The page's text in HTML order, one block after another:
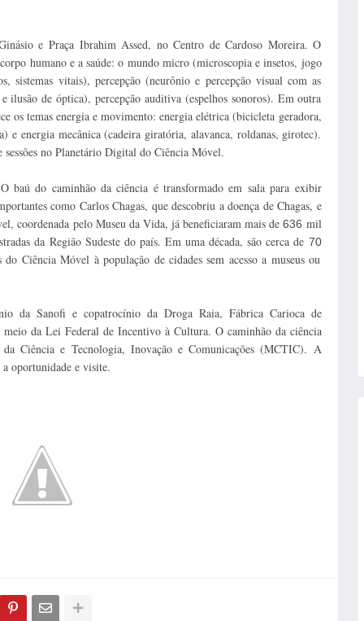
e Praça Ibrahim Assed, no Centro de Cardoso Moreira. O
humano e a saúde: o mundo micro (microscopia e insetos, jogo
sistemas vitais), percepção (neurônio e percepção visual com as
ilusão de óptica), percepção auditiva (espelhos sonoros). Em outra
os temas energia e movimento: energia elétrica (bicicleta geradora,
e energia mecânica (cadeira giratória, alavanca, roldanas, girotec).
no Planetário Digital do Ciência Móvel.
baú do caminhão da ciência é transformado em sala para exibir
como Carlos Chagas, que descobriu a doença de Chagas, e
coordenada pelo Museu da Vida, já beneficiaram mais de636 mil
da Região Sudeste do país. Em uma década, são cerca de 70
Ciência Móvel à população de cidades sem acesso a museus ou
da Sanofi e copatrocínio da Droga Raia, Fábrica Carioca de
da Lei Federal de Incentivo à Cultura. O caminhão da ciência
Ciência e Tecnologia, Inovação e Comunicações (MCTIC). A
oportunidade e visite.